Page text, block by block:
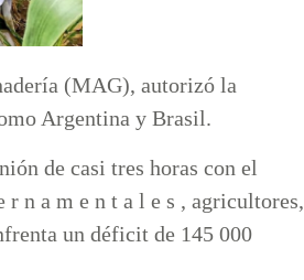
(MAG), autorizó la
Argentina y Brasil.
de casi tres horas con el
n a m e n t a l e s , agricultores,
un déficit de 145 000